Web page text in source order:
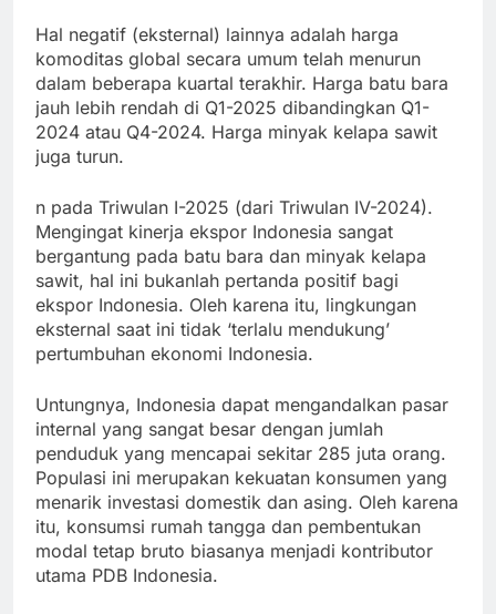
Hal negatif (eksternal) lainnya adalah harga
komoditas global secara umum telah menurun
dalam beberapa kuartal terakhir. Harga batu bara
jauh lebih rendah di Q1-2025 dibandingkan Q1-
2024 atau Q4-2024. Harga minyak kelapa sawit
juga turun.
n pada Triwulan I-2025 (dari Triwulan IV-2024).
Mengingat kinerja ekspor Indonesia sangat
bergantung pada batu bara dan minyak kelapa
sawit, hal ini bukanlah pertanda positif bagi
ekspor Indonesia. Oleh karena itu, lingkungan
eksternal saat ini tidak ‘terlalu mendukung’
pertumbuhan ekonomi Indonesia.
Untungnya, Indonesia dapat mengandalkan pasar
internal yang sangat besar dengan jumlah
penduduk yang mencapai sekitar 285 juta orang.
Populasi ini merupakan kekuatan konsumen yang
menarik investasi domestik dan asing. Oleh karena
itu, konsumsi rumah tangga dan pembentukan
modal tetap bruto biasanya menjadi kontributor
utama PDB Indonesia.